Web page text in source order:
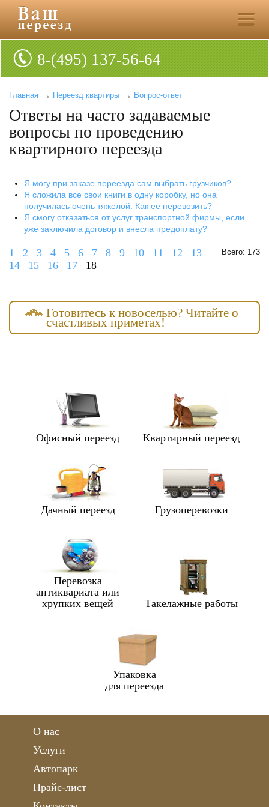
8-(495) 137-56-64
Главная → Переезд квартиры → Вопрос-ответ
Ответы на часто задаваемые
вопросы по проведению
квартирного переезда
Я могу при заказе переезда сам выбрать грузчиков?
Я сложила все свои книги в одну коробку, но она
получилась очень тяжелой. Как ее перевозить?
Я смогу отказаться от услуг транспортной фирмы, если
уже заключила договор и внесла предоплату?
Всего: 173
1 2 3 4 5 6 7 8 9 10 11 12
13
14
15 16 17 18
Готовитесь к новоселью? Читайте о
счастливых приметах!
Офисный переезд Квартирный переезд
Дачный переезд Грузоперевозки
Перевозка
антиквариата или
хрупких вещей
Такелажные работы
Упаковка
для переезда
О нас
Услуги
Автопарк
Прайс-лист